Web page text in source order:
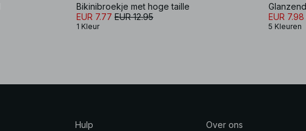
Bikinibroekje met hoge taille
EUR 7.77 EUR 12.95
1 Kleur
EUR 7.98
5 Kleuren
Hulp
Over ons